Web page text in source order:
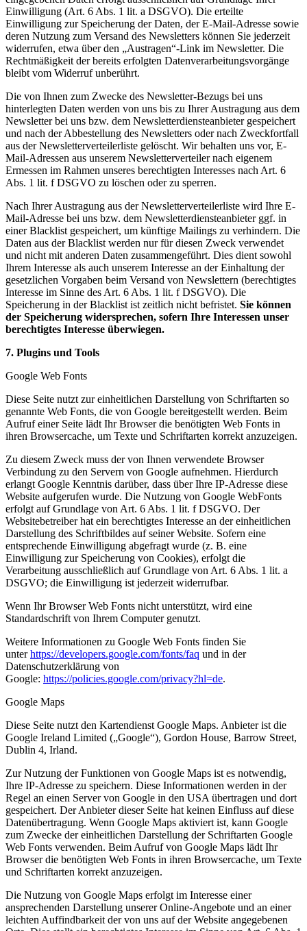
Einwilligung (Art. 6 Abs. 1 lit. a DSGVO). Die erteilte
Einwilligung zur Speicherung der Daten, der E-Mail-Adresse sowie
deren Nutzung zum Versand des Newsletters können Sie jederzeit
widerrufen, etwa über den „Austragen“-Link im Newsletter. Die
Rechtmäßigkeit der bereits erfolgten Datenverarbeitungsvorgänge
bleibt vom Widerruf unberührt.
Die von Ihnen zum Zwecke des Newsletter-Bezugs bei uns
hinterlegten Daten werden von uns bis zu Ihrer Austragung aus dem
Newsletter bei uns bzw. dem Newsletterdiensteanbieter gespeichert
und nach der Abbestellung des Newsletters oder nach Zweckfortfall
aus der Newsletterverteilerliste gelöscht. Wir behalten uns vor, E-
Mail-Adressen aus unserem Newsletterverteiler nach eigenem
Ermessen im Rahmen unseres berechtigten Interesses nach Art. 6
Abs. 1 lit. f DSGVO zu löschen oder zu sperren.
Nach Ihrer Austragung aus der Newsletterverteilerliste wird Ihre E-
Mail-Adresse bei uns bzw. dem Newsletterdiensteanbieter ggf. in
einer Blacklist gespeichert, um künftige Mailings zu verhindern. Die
Daten aus der Blacklist werden nur für diesen Zweck verwendet
und nicht mit anderen Daten zusammengeführt. Dies dient sowohl
Ihrem Interesse als auch unserem Interesse an der Einhaltung der
gesetzlichen Vorgaben beim Versand von Newslettern (berechtigtes
Interesse im Sinne des Art. 6 Abs. 1 lit. f DSGVO). Die
Speicherung in der Blacklist ist zeitlich nicht befristet. Sie können
der Speicherung widersprechen, sofern Ihre Interessen unser
berechtigtes Interesse überwiegen.
7. Plugins und Tools
Google Web Fonts
Diese Seite nutzt zur einheitlichen Darstellung von Schriftarten so
genannte Web Fonts, die von Google bereitgestellt werden. Beim
Aufruf einer Seite lädt Ihr Browser die benötigten Web Fonts in
ihren Browsercache, um Texte und Schriftarten korrekt anzuzeigen.
Zu diesem Zweck muss der von Ihnen verwendete Browser
Verbindung zu den Servern von Google aufnehmen. Hierdurch
erlangt Google Kenntnis darüber, dass über Ihre IP-Adresse diese
Website aufgerufen wurde. Die Nutzung von Google WebFonts
erfolgt auf Grundlage von Art. 6 Abs. 1 lit. f DSGVO. Der
Websitebetreiber hat ein berechtigtes Interesse an der einheitlichen
Darstellung des Schriftbildes auf seiner Website. Sofern eine
entsprechende Einwilligung abgefragt wurde (z. B. eine
Einwilligung zur Speicherung von Cookies), erfolgt die
Verarbeitung ausschließlich auf Grundlage von Art. 6 Abs. 1 lit. a
DSGVO; die Einwilligung ist jederzeit widerrufbar.
Wenn Ihr Browser Web Fonts nicht unterstützt, wird eine
Standardschrift von Ihrem Computer genutzt.
Weitere Informationen zu Google Web Fonts finden Sie
unterhttps://developers.google.com/fonts/faq und in der
Datenschutzerklärung von
Google: https://policies.google.com/privacy?hl=de.
Google Maps
Diese Seite nutzt den Kartendienst Google Maps. Anbieter ist die
Google Ireland Limited („Google“), Gordon House, Barrow Street,
Dublin 4, Irland.
Zur Nutzung der Funktionen von Google Maps ist es notwendig,
Ihre IP-Adresse zu speichern. Diese Informationen werden in der
Regel an einen Server von Google in den USA übertragen und dort
gespeichert. Der Anbieter dieser Seite hat keinen Einfluss auf diese
Datenübertragung. Wenn Google Maps aktiviert ist, kann Google
zum Zwecke der einheitlichen Darstellung der Schriftarten Google
Web Fonts verwenden. Beim Aufruf von Google Maps lädt Ihr
Browser die benötigten Web Fonts in ihren Browsercache, um Texte
und Schriftarten korrekt anzuzeigen.
Die Nutzung von Google Maps erfolgt im Interesse einer
ansprechenden Darstellung unserer Online-Angebote und an einer
leichten Auffindbarkeit der von uns auf der Website angegebenen